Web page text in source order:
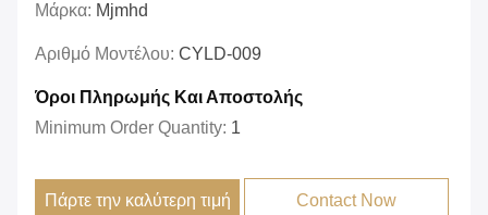
Μάρκα: Mjmhd
Αριθμό Μοντέλου: CYLD-009
Όροι Πληρωμής Και Αποστολής
Minimum Order Quantity: 1
Πάρτε την καλύτερη τιμή Contact Now